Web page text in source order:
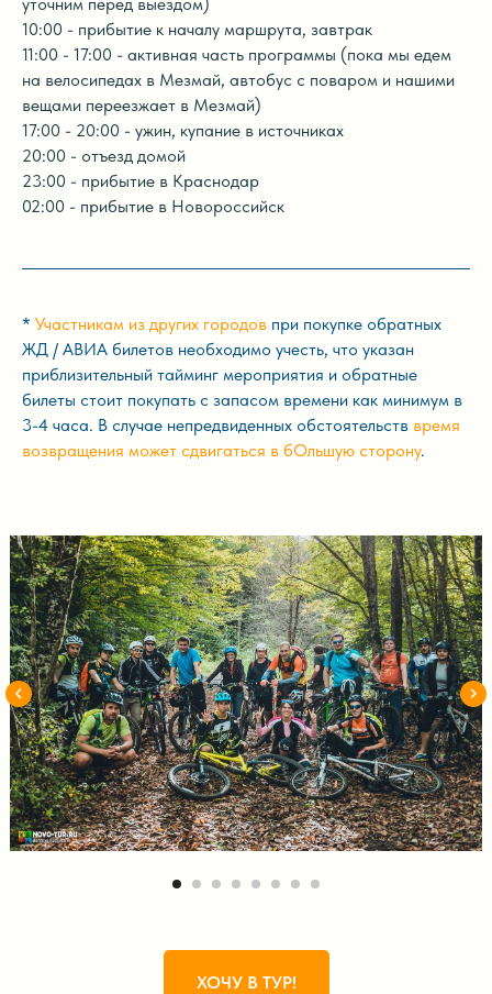
уточним перед выездом)
10:00 - прибытие к началу маршрута, завтрак
11:00 - 17:00 - активная часть программы (пока мы едем
на велосипедах в Мезмай, автобус с поваром и нашими
вещами переезжает в Мезмай)
17:00 - 20:00 - ужин, купание в источниках
20:00 - отъезд домой
23:00 - прибытие в Краснодар
02:00 - прибытие в Новороссийск
* Участникам из других городов при покупке обратных
ЖД / АВИА билетов необходимо учесть, что указан
приблизительный тайминг мероприятия и обратные
билеты стоит покупать с запасом времени как минимум в
3-4 часа. В случае непредвиденных обстоятельств время
возвращения может сдвигаться в бОльшую сторону.
ХОЧУ В ТУР!